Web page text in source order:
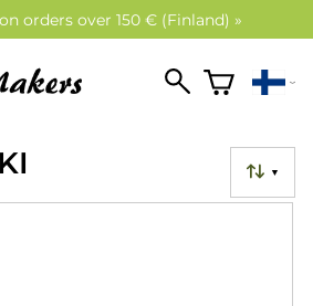
orders over 150 € (Finland) »
▼